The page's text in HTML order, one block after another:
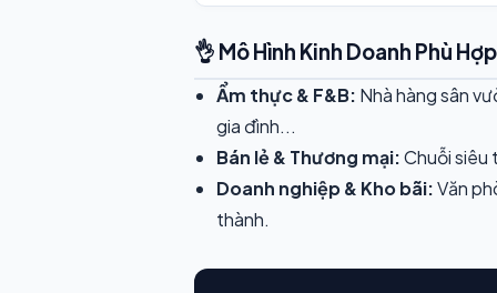
👌 Mô Hình Kinh Doanh Phù Hợp
Ẩm thực & F&B: Nhà hàng sân
gia đình...
Bán lẻ & Thương mại:Chuỗi siêu
Doanh nghiệp & Kho bãi:Văn
thành.